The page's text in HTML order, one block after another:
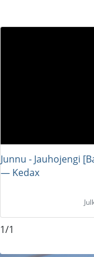
Junnu - Jauhojengi
― Kedax
1/1